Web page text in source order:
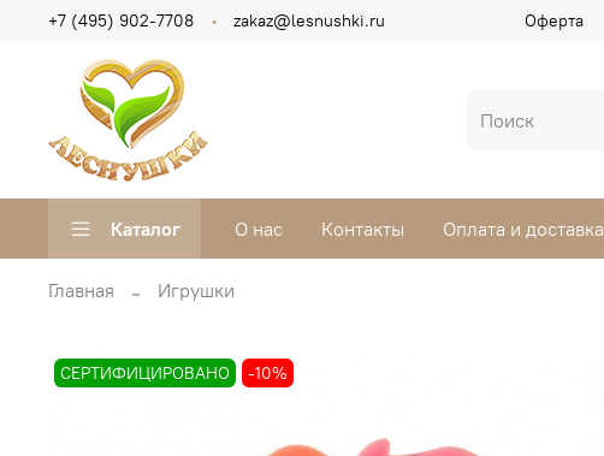
Оферта
+7 (495) 902-7708 zakaz@lesnushki.ru
Каталог О нас Контакты Оплата и доставка
Главная Игрушки
СЕРТИФИЦИРОВАНО -10%